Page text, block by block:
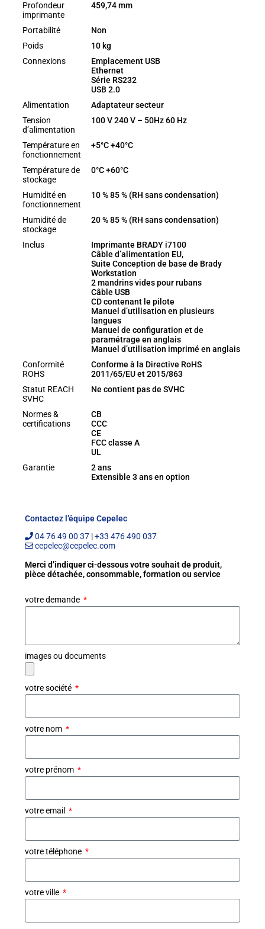
Profondeur
imprimante
459,74 mm
Portabilité
Non
Poids
10 kg
Connexions
Emplacement USB
Ethernet
Série RS232
USB 2.0
Alimentation
Adaptateur secteur
Tension
d’alimentation
100 V 240 V – 50Hz 60 Hz
Température en
fonctionnement
+5°C +40°C
Température de
stockage
0°C +60°C
Humidité en
fonctionnement
10 % 85 % (RH sans condensation)
Humidité de
stockage
20 % 85 % (RH sans condensation)
Inclus
Imprimante BRADY i7100
Câble d’alimentation EU,
Suite Conception de base de Brady
Workstation
2 mandrins vides pour rubans
Câble USB
CD contenant le pilote
Manuel d’utilisation en plusieurs
langues
Manuel de configuration et de
paramétrage en anglais
Manuel d’utilisation imprimé en anglais
Conformité
ROHS
Conforme à la Directive RoHS
2011/65/EU et 2015/863
Statut REACH
SVHC
Ne contient pas de SVHC
Normes &
certifications
CB
CCC
CE
FCC classe A
UL
Garantie
2 ans
Extensible 3 ans en option
Contactez l’équipe Cepelec
04 76 49 00 37 |+33 476 490 037
cepelec@cepelec.com
Merci d’indiquer ci-dessous votre souhait de produit,
pièce détachée, consommable, formation ou service
votre demande
images ou documents
votre société
votre nom
votre prénom
votre email
votre téléphone
votre ville